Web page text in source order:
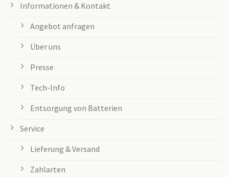
Informationen & Kontakt
Angebot anfragen
Über uns
Presse
Tech-Info
Entsorgung von Batterien
Service
Lieferung & Versand
Zahlarten